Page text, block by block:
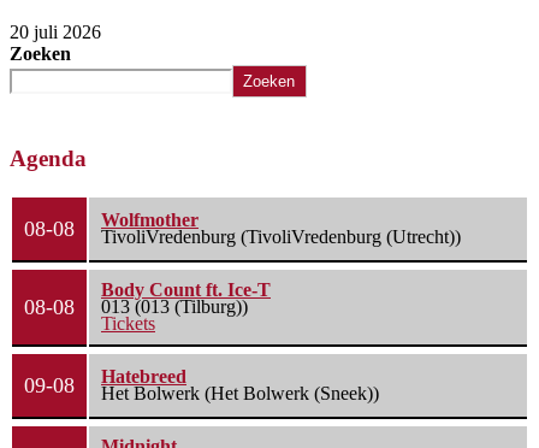
20 juli 2026
Zoeken
Zoeken
Agenda
08-08
Wolfmother
TivoliVredenburg (TivoliVredenburg (Utrecht))
08-08
Body Count ft. Ice-T
013 (013 (Tilburg))
Tickets
09-08
Hatebreed
Het Bolwerk (Het Bolwerk (Sneek))